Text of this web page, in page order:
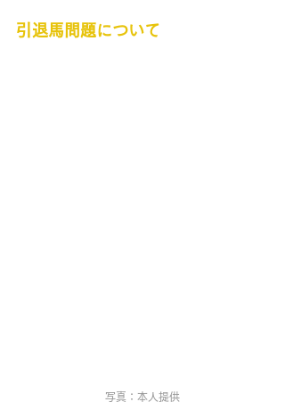
引退馬問題について
写真：本人提供